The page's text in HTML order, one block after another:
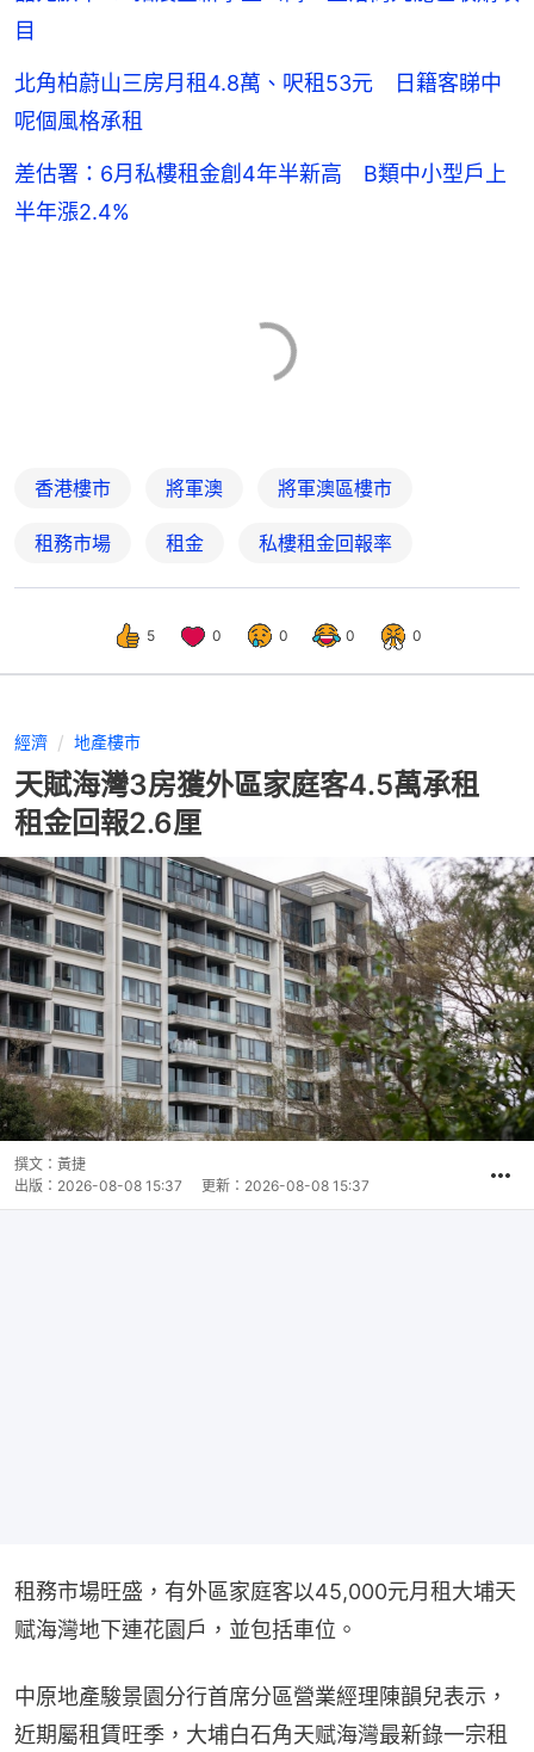
目
北角柏蔚山三房月租4.8萬、呎租53元 日籍客睇中
呢個風格承租
差估署：6月私樓租金創4年半新高 B類中小型戶上
半年漲2.4%
香港樓市 將軍澳 將軍澳區樓市
租務市場 租金 私樓租金回報率
5 0 0 0 0
經濟 地產樓市
天賦海灣3房獲外區家庭客4.5萬承租
租金回報2.6厘
撰文： 黃捷
出版： 2026-08-08 15:37 更新： 2026-08-08 15:37
租務市場旺盛，有外區家庭客以45,000元月租大埔天
赋海灣地下連花園戶，並包括車位。
中原地產駿景園分行首席分區營業經理陳韻兒表示，
近期屬租賃旺季，大埔白石角天赋海灣最新錄一宗租